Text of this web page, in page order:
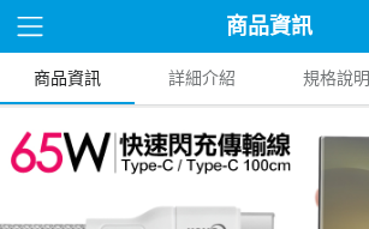
商品資訊
商品資訊 詳細介紹 規格說明